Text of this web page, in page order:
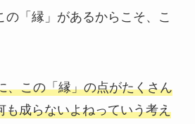
の「縁」があるからこそ、こ
この「縁」の点がたくさん
も成らないよねっていう考え